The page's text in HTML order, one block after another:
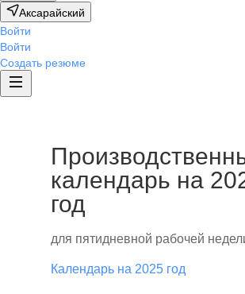
Аксарайский
Войти
Войти
Создать резюме
календарь на
год
для пятидневной рабочей
Календарь на 2025 год